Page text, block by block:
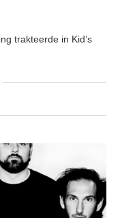
trakteerde in Kid’s